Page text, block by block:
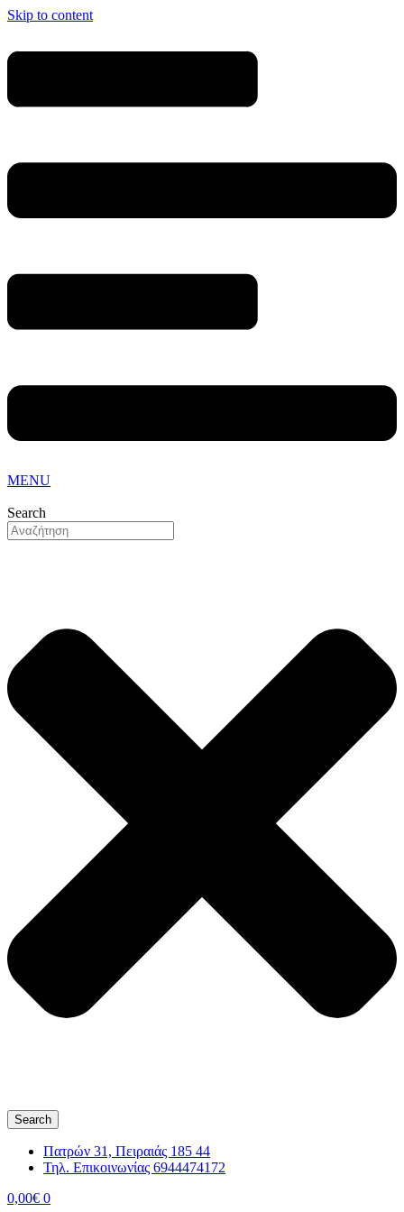
Skip to content
MENU
Search
Search
Πατρών 31, Πειραιάς 185 44
Τηλ. Επικοινωνίας 6944474172
0,00€ 0